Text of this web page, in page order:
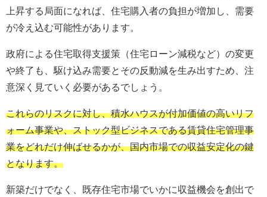
上昇する局面になれば、住宅購入者の負担が増加し、需要
が冷え込む可能性があります。
政府による住宅取得支援策（住宅ローン減税など）の変更
や終了も、駆け込み需要とその反動減を生み出すため、注
意深く見ていく必要があるでしょう。
これらのリスクに対し、積水ハウスが付加価値の高いリフ
ォーム事業や、ストック型ビジネスである賃貸住宅管理事
業をどれだけ伸ばせるかが、国内市場での収益安定化の鍵
となります。
新築だけでなく、既存住宅市場でいかに収益機会を創出で